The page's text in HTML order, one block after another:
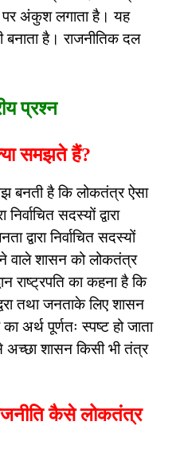
पर अंकुश लगाता है। यह
है। राजनीतिक दल
प्रश्न
समझते हैं?
बनती है कि लोकतंत्र ऐसा
सदस्यों द्वारा
द्वारा निर्वाचित सदस्यों
वाले शासन को लोकतंत्र
राष्ट्रपति का कहना है कि
तथा जनताके लिए शासन
अर्थ पूर्णतः स्पष्ट हो जाता
शासन किसी भी तंत्र
कैसे लोकतंत्र